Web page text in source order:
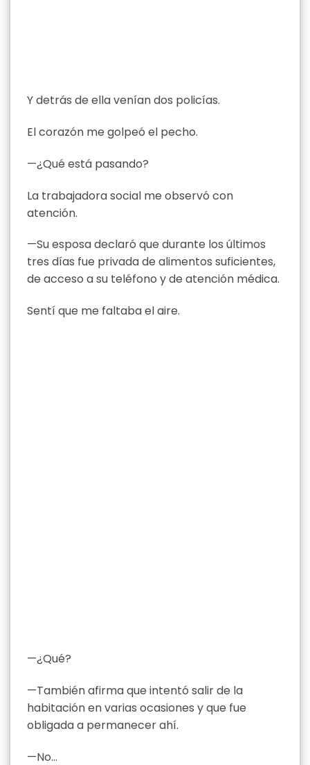
Y detrás de ella venían dos policías.
El corazón me golpeó el pecho.
—¿Qué está pasando?
La trabajadora social me observó con
atención.
—Su esposa declaró que durante los últimos
tres días fue privada de alimentos suficientes,
de acceso a su teléfono y de atención médica.
Sentí que me faltaba el aire.
—¿Qué?
—También afirma que intentó salir de la
habitación en varias ocasiones y que fue
obligada a permanecer ahí.
—No…